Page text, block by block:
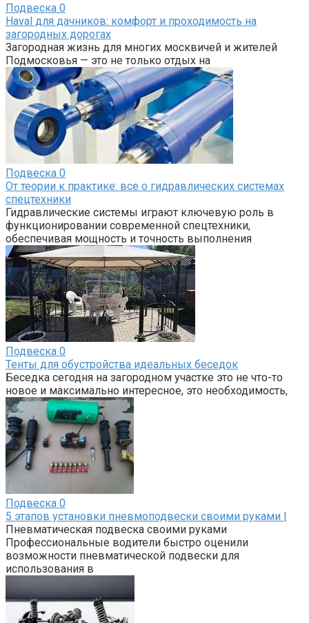
Подвеска 0
Haval для дачников: комфорт и проходимость на
загородных дорогах
Загородная жизнь для многих москвичей и жителей
Подмосковья — это не только отдых на
Подвеска 0
От теории к практике: все о гидравлических системах
спецтехники
Гидравлические системы играют ключевую роль в
функционировании современной спецтехники,
обеспечивая мощность и точность выполнения
Подвеска 0
Тенты для обустройства идеальных беседок
Беседка сегодня на загородном участке это не что-то
новое и максимально интересное, это необходимость,
Подвеска 0
5 этапов установки пневмоподвески своими руками |
Пневматическая подвеска своими руками
Профессиональные водители быстро оценили
возможности пневматической подвески для
использования в